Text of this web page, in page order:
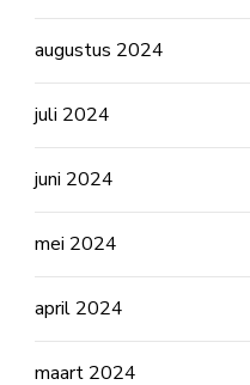
augustus 2024
juli 2024
juni 2024
mei 2024
april 2024
maart 2024